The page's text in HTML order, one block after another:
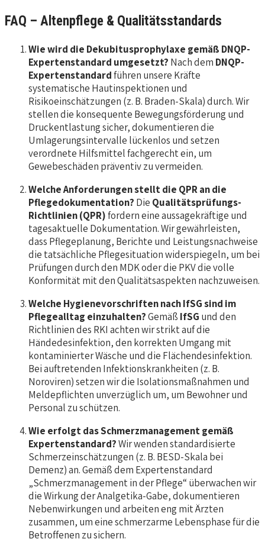
FAQ – Altenpflege & Qualitätsstandards
Wie wird die Dekubitusprophylaxe gemäß DNQP-
Expertenstandard umgesetzt? Nach dem DNQP-
Expertenstandardführen unsere Kräfte
systematische Hautinspektionen und
Risikoeinschätzungen (z. B. Braden-Skala) durch. Wir
stellen die konsequente Bewegungsförderung und
Druckentlastung sicher, dokumentieren die
Umlagerungsintervalle lückenlos und setzen
verordnete Hilfsmittel fachgerecht ein, um
Gewebeschäden präventiv zu vermeiden.
Welche Anforderungen stellt die QPR an die
Pflegedokumentation? Die Qualitätsprüfungs-
Richtlinien (QPR)fordern eine aussagekräftige und
tagesaktuelle Dokumentation. Wir gewährleisten,
dass Pflegeplanung, Berichte und Leistungsnachweise
die tatsächliche Pflegesituation widerspiegeln, um bei
Prüfungen durch den MDK oder die PKV die volle
Konformität mit den Qualitätsaspekten nachzuweisen.
Welche Hygienevorschriften nach IfSG sind im
Pflegealltag einzuhalten?Gemäß IfSG und den
Richtlinien des RKI achten wir strikt auf die
Händedesinfektion, den korrekten Umgang mit
kontaminierter Wäsche und die Flächendesinfektion.
Bei auftretenden Infektionskrankheiten (z. B.
Noroviren) setzen wir die Isolationsmaßnahmen und
Meldepflichten unverzüglich um, um Bewohner und
Personal zu schützen.
Wie erfolgt das Schmerzmanagement gemäß
Expertenstandard?Wir wenden standardisierte
Schmerzeinschätzungen (z. B. BESD-Skala bei
Demenz) an. Gemäß dem Expertenstandard
„Schmerzmanagement in der Pflege“ überwachen wir
die Wirkung der Analgetika-Gabe, dokumentieren
Nebenwirkungen und arbeiten eng mit Ärzten
zusammen, um eine schmerzarme Lebensphase für die
Betroffenen zu sichern.